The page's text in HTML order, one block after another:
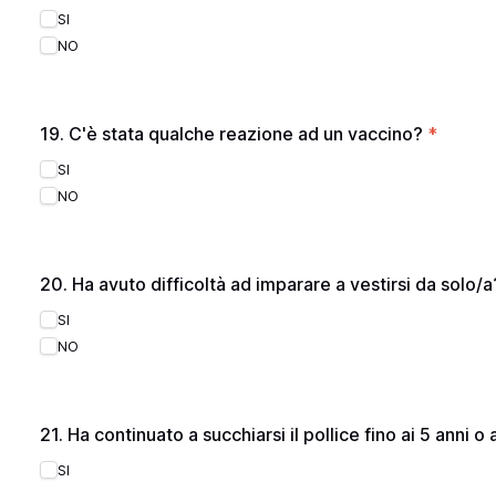
SI
NO
19. C'è stata qualche reazione ad un vaccino? *
SI
NO
20. Ha avuto difficoltà ad imparare a vestirsi da solo/
SI
NO
21. Ha continuato a succhiarsi il pollice fino ai 5 anni
SI